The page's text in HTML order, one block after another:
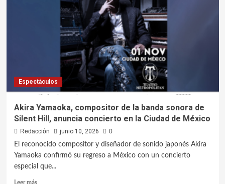
Espectáculos
Akira Yamaoka, compositor de la banda sonora de
Silent Hill, anuncia concierto en la Ciudad de México
Redacción junio 10, 2026
0
El reconocido compositor y diseñador de sonido japonés Akira
Yamaoka confirmó su regreso a México con un concierto
especial que...
Leer más